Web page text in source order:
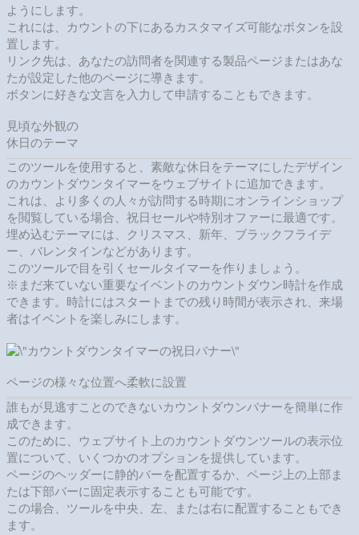
ようにします。
これには、カウントの下にあるカスタマイズ可能なボタンを設
置します。
リンク先は、あなたの訪問者を関連する製品ページまたはあな
たが設定した他のページに導きます。
ボタンに好きな文言を入力して申請することもできます。
見頃な外観の
休日のテーマ
このツールを使用すると、素敵な休日をテーマにしたデザイン
のカウントダウンタイマーをウェブサイトに追加できます。
これは、より多くの人々が訪問する時期にオンラインショップ
を閲覧している場合、祝日セールや特別オファーに最適です。
埋め込むテーマには、クリスマス、新年、ブラックフライデ
ー、バレンタインなどがあります。
このツールで目を引くセールタイマーを作りましょう。
※まだ来ていない重要なイベントのカウントダウン時計を作成
できます。時計にはスタートまでの残り時間が表示され、来場
者はイベントを楽しみにします。
ページの様々な位置へ柔軟に設置
誰もが見逃すことのできないカウントダウンバナーを簡単に作
成できます。
このために、ウェブサイト上のカウントダウンツールの表示位
置について、いくつかのオプションを提供しています。
ページのヘッダーに静的バーを配置するか、ページ上の上部ま
たは下部バーに固定表示することも可能です。
この場合、ツールを中央、左、または右に配置することもでき
ます。